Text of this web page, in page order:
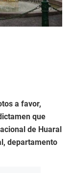
a favor,
que
de Huaral
departamento